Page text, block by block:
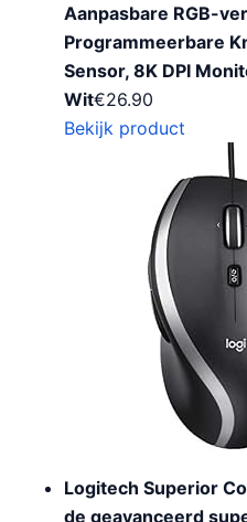
Aanpasbare RGB-
Programmeerbare
Sensor, 8K DPI
Wit€26.90
Bekijk product
Logitech Superior
de geavanceerd